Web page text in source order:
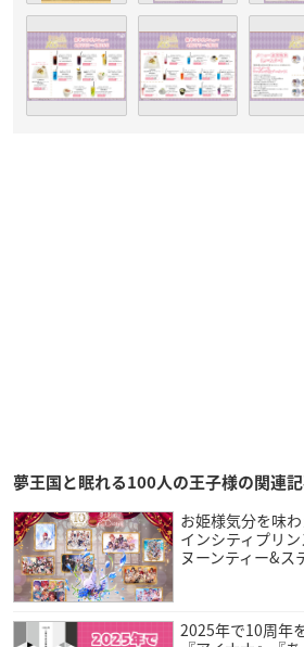
夢王国と眠れる100人の王子様の関連
お姫様気分を味
インシティプリ
ヌーンティー&ス
2025年で10周年